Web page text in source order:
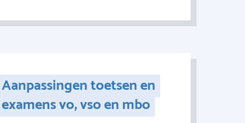
Aanpassingen toetsen en
examens vo, vso en mbo